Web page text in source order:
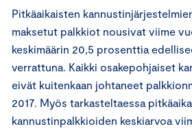
Pitkäaikaisten
maksetut palkkiot nousivat viime
keskimäärin 20,5 prosenttia
verrattuna. Kaikki osakepohjaiset
eivät kuitenkaan johtaneet
2017. Myös tarkasteltaessa
kannustinpalkkioiden keskiarvoa